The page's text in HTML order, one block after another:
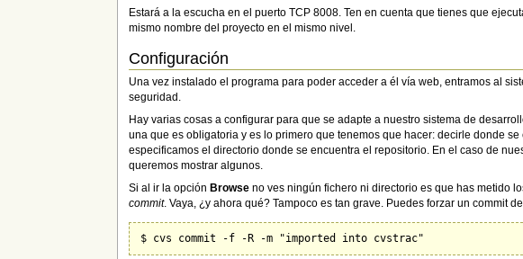
Estará a la escucha en el puerto TCP 8008. Ten en cuenta que tienes que
mismo nombre del proyecto en el mismo nivel.
Configuración
Una vez instalado el programa para poder acceder a él vía web, entramos al
seguridad.
Hay varias cosas a configurar para que se adapte a nuestro sistema de
una que es obligatoria y es lo primero que tenemos que hacer: decirle donde
especificamos el directorio donde se encuentra el repositorio. En el caso de
queremos mostrar algunos.
Si al ir la opción Browse no ves ningún fichero ni directorio es que has metido
commit. Vaya, ¿y ahora qué? Tampoco es tan grave. Puedes forzar un commit